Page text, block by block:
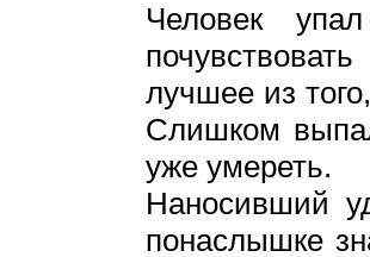
Человек
лучшее из
Слишком
уже умереть.
Наносивший
понаслышке